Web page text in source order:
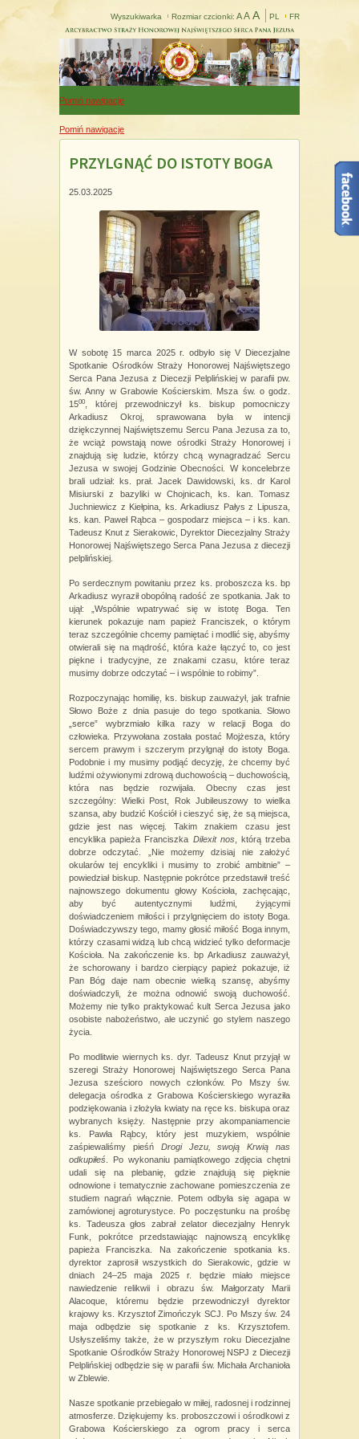
Wyszukiwarka Rozmiar czcionki: A A A PL FR
Pomiń nawigacje
Pomiń nawigacje
PRZYLGNĄĆ DO ISTOTY BOGA
25.03.2025
W sobotę 15 marca 2025 r. odbyło się V Diecezjalne
Spotkanie Ośrodków Straży Honorowej Najświętszego
Serca Pana Jezusa z Diecezji Pelplińskiej w parafii pw.
św. Anny w Grabowie Kościerskim. Msza św. o godz.
1500
, której przewodniczył ks. biskup pomocniczy
Arkadiusz Okroj, sprawowana była w intencji
dziękczynnej Najświętszemu Sercu Pana Jezusa za to,
że wciąż powstają nowe ośrodki Straży Honorowej i
znajdują się ludzie, którzy chcą wynagradzać Sercu
Jezusa w swojej Godzinie Obecności. W koncelebrze
brali udział: ks. prał. Jacek Dawidowski, ks. dr Karol
Misiurski z bazyliki w Chojnicach, ks. kan. Tomasz
Juchniewicz z Kiełpina, ks. Arkadiusz Pałys z Lipusza,
ks. kan. Paweł Rąbca – gospodarz miejsca – i ks. kan.
Tadeusz Knut z Sierakowic, Dyrektor Diecezjalny Straży
Honorowej Najświętszego Serca Pana Jezusa z diecezji
pelplińskiej.
Po serdecznym powitaniu przez ks. proboszcza ks. bp
Arkadiusz wyraził obopólną radość ze spotkania. Jak to
ujął: „Wspólnie wpatrywać się w istotę Boga. Ten
kierunek pokazuje nam papież Franciszek, o którym
teraz szczególnie chcemy pamiętać i modlić się, abyśmy
otwierali się na mądrość, która każe łączyć to, co jest
piękne i tradycyjne, ze znakami czasu, które teraz
musimy dobrze odczytać – i wspólnie to robimy”.
Rozpoczynając homilię, ks. biskup zauważył, jak trafnie
Słowo Boże z dnia pasuje do tego spotkania. Słowo
„serce” wybrzmiało kilka razy w relacji Boga do
człowieka. Przywołana została postać Mojżesza, który
sercem prawym i szczerym przylgnął do istoty Boga.
Podobnie i my musimy podjąć decyzję, że chcemy być
ludźmi ożywionymi zdrową duchowością – duchowością,
która nas będzie rozwijała. Obecny czas jest
szczególny: Wielki Post, Rok Jubileuszowy to wielka
szansa, aby budzić Kościół i cieszyć się, że są miejsca,
gdzie jest nas więcej. Takim znakiem czasu jest
encyklika papieża Franciszka Dilexit nos, którą trzeba
dobrze odczytać. „Nie możemy dzisiaj nie założyć
okularów tej encykliki i musimy to zrobić ambitnie” –
powiedział biskup. Następnie pokrótce przedstawił treść
najnowszego dokumentu głowy Kościoła, zachęcając,
aby być autentycznymi ludźmi, żyjącymi
doświadczeniem miłości i przylgnięciem do istoty Boga.
Doświadczywszy tego, mamy głosić miłość Boga innym,
którzy czasami widzą lub chcą widzieć tylko deformacje
Kościoła. Na zakończenie ks. bp Arkadiusz zauważył,
że schorowany i bardzo cierpiący papież pokazuje, iż
Pan Bóg daje nam obecnie wielką szansę, abyśmy
doświadczyli, że można odnowić swoją duchowość.
Możemy nie tylko praktykować kult Serca Jezusa jako
osobiste nabożeństwo, ale uczynić go stylem naszego
życia.
Po modlitwie wiernych ks. dyr. Tadeusz Knut przyjął w
szeregi Straży Honorowej Najświętszego Serca Pana
Jezusa sześcioro nowych członków. Po Mszy św.
delegacja ośrodka z Grabowa Kościerskiego wyraziła
podziękowania i złożyła kwiaty na ręce ks. biskupa oraz
wybranych księży. Następnie przy akompaniamencie
ks. Pawła Rąbcy, który jest muzykiem, wspólnie
zaśpiewaliśmy pieśń Drogi Jezu, swoją Krwią nas
odkupiłeś . Po wykonaniu pamiątkowego zdjęcia chętni
udali się na plebanię, gdzie znajdują się pięknie
odnowione i tematycznie zachowane pomieszczenia ze
studiem nagrań włącznie. Potem odbyła się agapa w
zamówionej agroturystyce. Po poczęstunku na prośbę
ks. Tadeusza głos zabrał zelator diecezjalny Henryk
Funk, pokrótce przedstawiając najnowszą encyklikę
papieża Franciszka. Na zakończenie spotkania ks.
dyrektor zaprosił wszystkich do Sierakowic, gdzie w
dniach 24–25 maja 2025 r. będzie miało miejsce
nawiedzenie relikwii i obrazu św. Małgorzaty Marii
Alacoque, któremu będzie przewodniczył dyrektor
krajowy ks. Krzysztof Zimończyk SCJ. Po Mszy św. 24
maja odbędzie się spotkanie z ks. Krzysztofem.
Usłyszeliśmy także, że w przyszłym roku Diecezjalne
Spotkanie Ośrodków Straży Honorowej NSPJ z Diecezji
Pelplińskiej odbędzie się w parafii św. Michała Archanioła
w Zblewie.
Nasze spotkanie przebiegało w miłej, radosnej i rodzinnej
atmosferze. Dziękujemy ks. proboszczowi i ośrodkowi z
Grabowa Kościerskiego za ogrom pracy i serca